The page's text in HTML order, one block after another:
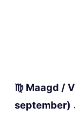
♍ Maagd /
september)